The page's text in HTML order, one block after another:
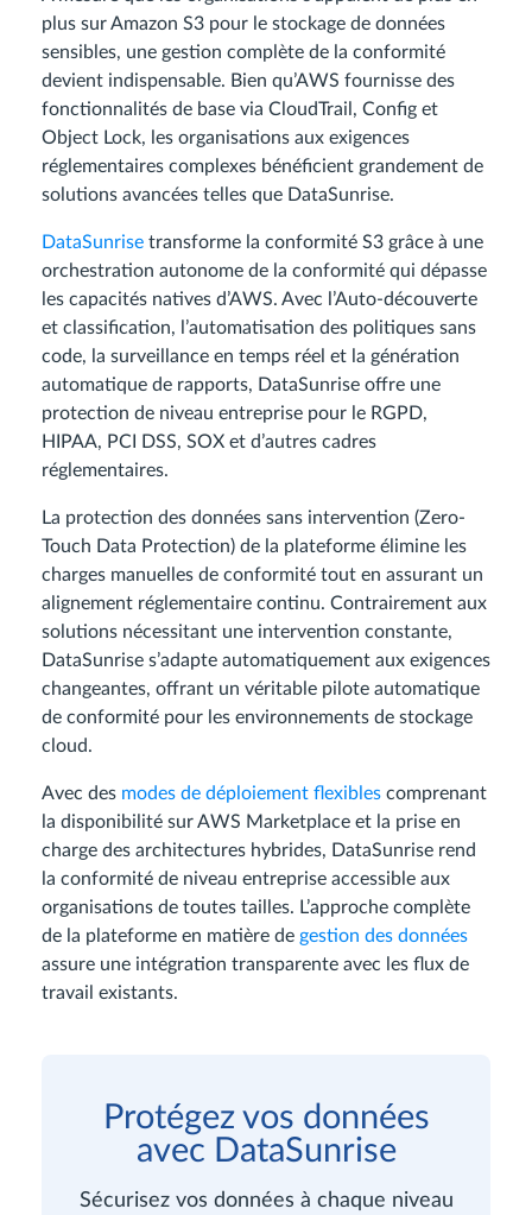
plus sur Amazon S3 pour le stockage de données
sensibles, une gestion complète de la conformité
devient indispensable. Bien qu’AWS fournisse des
fonctionnalités de base via CloudTrail, Config et
Object Lock, les organisations aux exigences
réglementaires complexes bénéficient grandement de
solutions avancées telles que DataSunrise.
DataSunrise transforme la conformité S3 grâce à une
orchestration autonome de la conformité qui dépasse
les capacités natives d’AWS. Avec l’Auto-découverte
et classification, l’automatisation des politiques sans
code, la surveillance en temps réel et la génération
automatique de rapports, DataSunrise offre une
protection de niveau entreprise pour le RGPD,
HIPAA, PCI DSS, SOX et d’autres cadres
réglementaires.
La protection des données sans intervention (Zero-
Touch Data Protection) de la plateforme élimine les
charges manuelles de conformité tout en assurant un
alignement réglementaire continu. Contrairement aux
solutions nécessitant une intervention constante,
DataSunrise s’adapte automatiquement aux exigences
changeantes, offrant un véritable pilote automatique
de conformité pour les environnements de stockage
cloud.
Avec des modes de déploiement flexibles comprenant
la disponibilité sur AWS Marketplace et la prise en
charge des architectures hybrides, DataSunrise rend
la conformité de niveau entreprise accessible aux
organisations de toutes tailles. L’approche complète
de la plateforme en matière de gestion des données
assure une intégration transparente avec les flux de
travail existants.
Protégez vos données
avec DataSunrise
Sécurisez vos données à chaque niveau